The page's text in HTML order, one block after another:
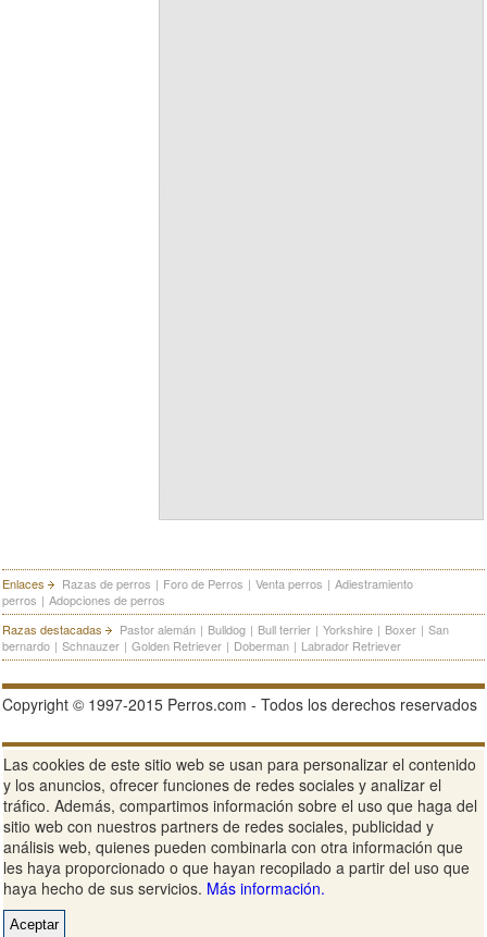
Enlaces Razas de perros | Foro de Perros | Venta perros | Adiestramiento
perros | Adopciones de perros
Razas destacadas
Pastor alemán | Bulldog | Bull terrier | Yorkshire | Boxer | San
bernardo | Schnauzer | Golden Retriever | Doberman | Labrador Retriever
Copyright © 1997-2015 Perros.com - Todos los derechos reservados
Publicidad en Perros.com | Contacte | Aviso Legal Política de
privacidad | Condiciones de uso
Ver sitio web completo
Las cookies de este sitio web se usan para personalizar el contenido
y los anuncios, ofrecer funciones de redes sociales y analizar el
tráfico. Además, compartimos información sobre el uso que haga del
sitio web con nuestros partners de redes sociales, publicidad y
análisis web, quienes pueden combinarla con otra información que
les haya proporcionado o que hayan recopilado a partir del uso que
haya hecho de sus servicios. Más información.